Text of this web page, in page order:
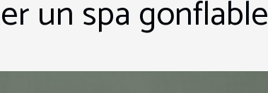
un spa gonflable